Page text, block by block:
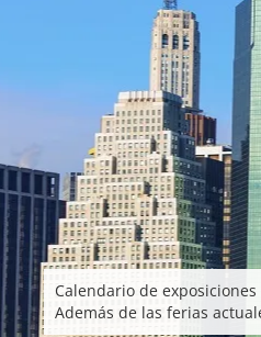
Calendario de
Además de las ferias